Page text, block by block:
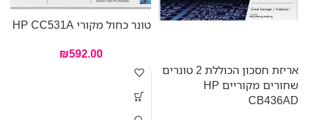
אריזת חסכון הכוללת 2 טונרים
שחורים מקוריים HP
CB436AD
טונר כחול מקורי HP CC531A
₪592.00